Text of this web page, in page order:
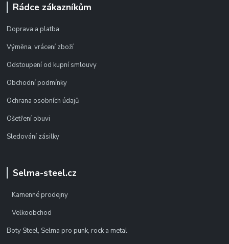
Rádce zákazníkům
Doprava a platba
Výměna, vrácení zboží
Odstoupení od kupní smlouvy
Obchodní podmínky
Ochrana osobních údajů
Ošetření obuvi
Sledování zásilky
Selma-steel.cz
Kamenné prodejny
Velkoobchod
Boty Steel, Selma pro punk, rock a metal